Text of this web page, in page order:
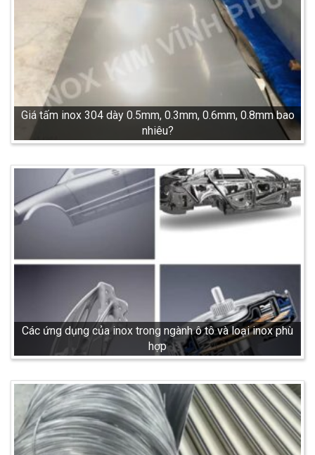
Giá tấm inox 304 dày 0.5mm, 0.3mm, 0.6mm, 0.8mm bao
nhiêu?
Các ứng dụng của inox trong ngành ô tô và loại inox phù
hợp